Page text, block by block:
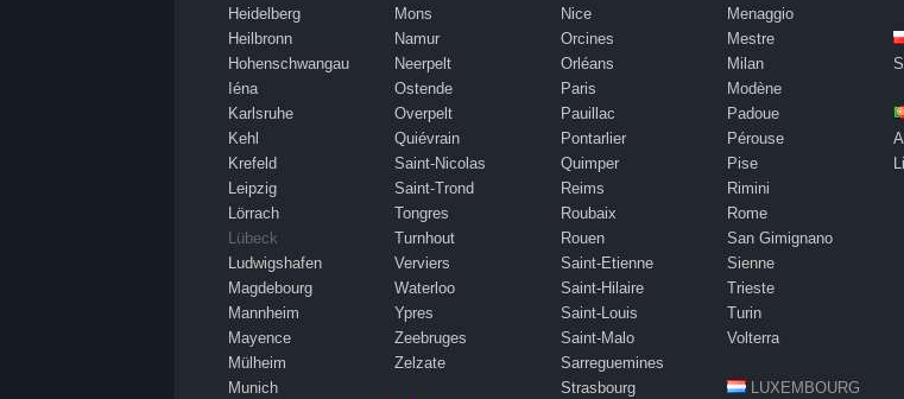
Heidelberg
Heilbronn
Hohenschwangau
Iéna
Karlsruhe
Kehl
Krefeld
Leipzig
Lörrach
Lübeck
Ludwigshafen
Magdebourg
Mannheim
Mayence
Mülheim
Munich
Mons
Namur
Neerpelt
Ostende
Overpelt
Quiévrain
Saint-Nicolas
Saint-Trond
Tongres
Turnhout
Verviers
Waterloo
Ypres
Zeebruges
Zelzate
Nice
Orcines
Orléans
Paris
Pauillac
Pontarlier
Quimper
Reims
Roubaix
Rouen
Saint-Etienne
Saint-Hilaire
Saint-Louis
Saint-Malo
Sarreguemines
Strasbourg
Menaggio
Mestre
Milan
Modène
Padoue
Pérouse
Pise
Rimini
Rome
San Gimignano
Sienne
Trieste
Turin
Volterra
LUXEMBOURG